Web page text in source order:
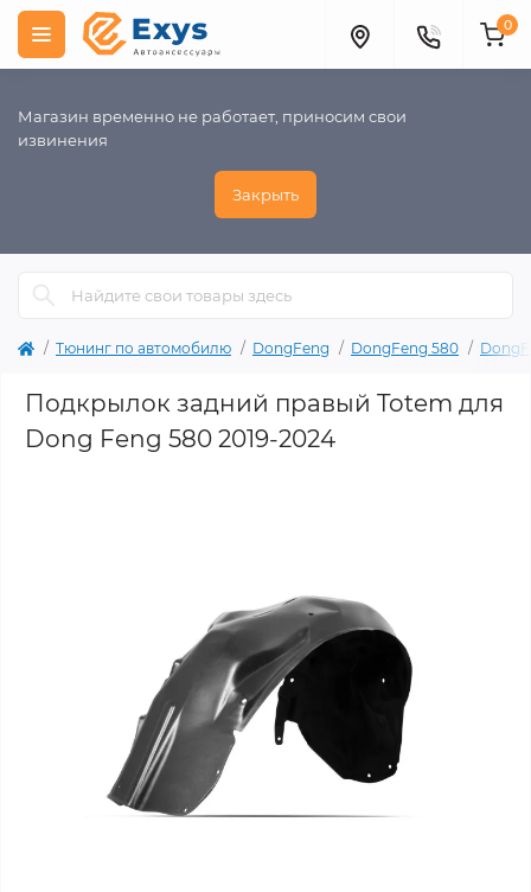
Магазин временно не работает, приносим свои
извинения
Закрыть
0
Тюнинг по автомобилю DongFeng DongFeng 580
Подкрылок задний правый Totem для
Dong Feng 580 2019-2024